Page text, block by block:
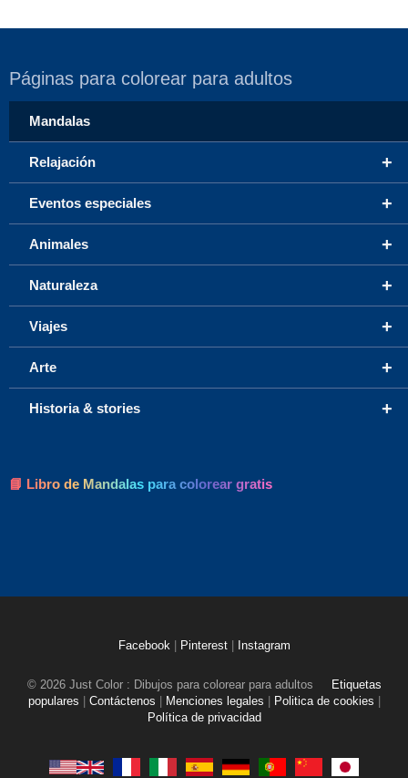
Páginas para colorear para adultos
Mandalas
+
Relajación
+
Eventos especiales
+
Animales
+
Naturaleza
+
Viajes
+
Arte
+
Historia & stories
📘 Libro de Mandalas para colorear gratis
Facebook Pinterest Instagram
© 2026 Just Color : Dibujos para colorear para adultos
Etiquetas
populares
Contáctenos Menciones legales Politica de cookies
Política de privacidad